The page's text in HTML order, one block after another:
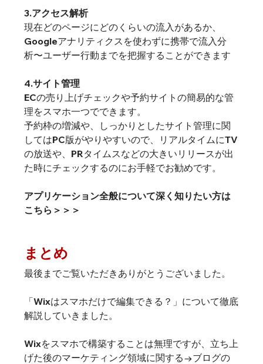
3.アクセス解析
現在どのページにどのくらいの流入があるか、
Googleアナリティクスを使わずに携帯で流入分
析〜ユーザー行動までを把握することができます
4.サイト管理
ECの売り上げチェックや予約サイトの簡易的な管
理をスマホ一つでできます。
予約枠の増減や、しっかりとしたサイト管理に関
してはPC版がやりやすいので、リアルタイムにTV
の放送や、PRタイムスなどの大きいリリースが出
た時にチェックするのにお手軽でお勧めです。
アプリケーション全般について深く知りたい方は
こちら＞＞＞
まとめ
最後までご覧いただきありがとうございました。
「Wixはスマホだけで編集できる？」について徹底
解説していきました。
Wixをスマホで構築することは無理ですが、立ち上
げた後のマーケティング領域に関する→ブログの